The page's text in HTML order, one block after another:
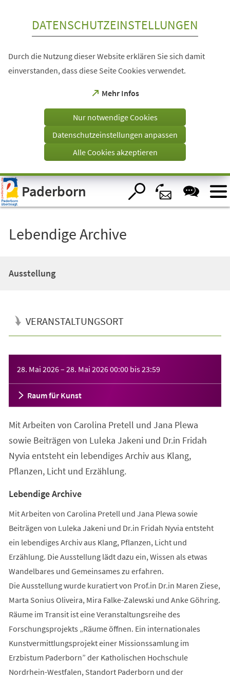
Visuelle
Assistenzsoftware
öffnen.
DATENSCHUTZEINSTELLUNGEN
Durch die Nutzung dieser Website erklären Sie sich damit
einverstanden, dass diese Seite Cookies verwendet.
Mehr Infos
(Öffnet
einem
Tab)
Nur notwendige Cookies
Datenschutzeinstellungen anpassen
Alle Cookies akzeptieren
Paderborn
Lebendige Archive
Ausstellung
VERANSTALTUNGSORT
28. Mai 2026– 28. Mai 202600:00 bis23:59
Raum für Kunst
Mit Arbeiten von Carolina Pretell und Jana Plewa
sowie Beiträgen von Luleka Jakeni und Dr.in Fridah
Nyvia entsteht ein lebendiges Archiv aus Klang,
Pflanzen, Licht und Erzählung.
Lebendige Archive
Mit Arbeiten von Carolina Pretell und Jana Plewa sowie
Beiträgen von Luleka Jakeni und Dr.in Fridah Nyvia entsteht
ein lebendiges Archiv aus Klang, Pflanzen, Licht und
Erzählung. Die Ausstellung lädt dazu ein, Wissen als etwas
Wandelbares und Gemeinsames zu erfahren.
Die Ausstellung wurde kuratiert von Prof.in Dr.in Maren Ziese,
Marta Sonius Oliveira, Mira Falke-Zalewski und Anke Göhring.
Räume im Transit ist eine Veranstaltungsreihe des
Forschungsprojekts „Räume öffnen. Ein internationales
Kunstvermittlungsprojekt einer Missionssamlung im
Erzbistum Paderborn” der Katholischen Hochschule
Nordrhein-Westfalen, Standort Paderborn und der